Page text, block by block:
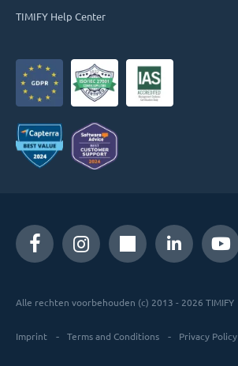
TIMIFY Help Center
Alle rechten voorbehouden (c) 2013 - 2026 TIMIFY
Imprint Terms and Conditions Privacy Policy